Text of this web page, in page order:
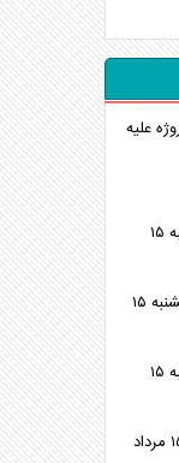
علیه
جدول قطعی برق استان تهران فردا پنجشنبه ۱۵
جدول قطعی برق استان مازندران فردا پنجشنبه ۱۵
جدول قطعی برق استان گیلان فردا پنجشنبه ۱۵
جدول قطعی برق استان قم فردا پنجشنبه ۱۵ مرداد